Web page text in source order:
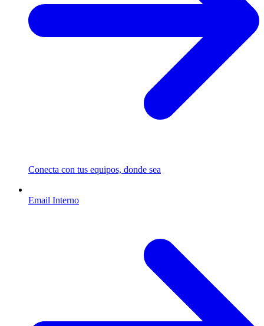
Conecta con tus equipos, donde sea
Email Interno